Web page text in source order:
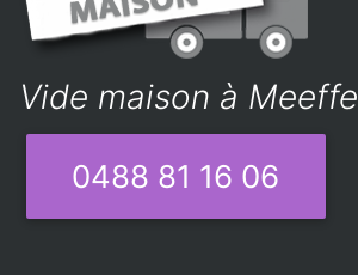
Vide maison à Meeffe
0488 81 16 06